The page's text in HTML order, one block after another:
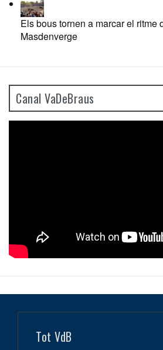
Els bous tornen a marcar el ritme
Masdenverge
Canal VaDeBraus
Tot VdB